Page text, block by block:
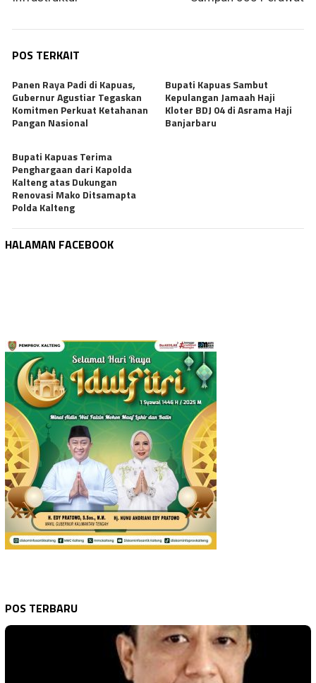
POS TERKAIT
Panen Raya Padi di Kapuas,
Gubernur Agustiar Tegaskan
Komitmen Perkuat Ketahanan
Pangan Nasional
Bupati Kapuas Sambut
Kepulangan Jamaah Haji
Kloter BDJ 04 di Asrama Haji
Banjarbaru
Bupati Kapuas Terima
Penghargaan dari Kapolda
Kalteng atas Dukungan
Renovasi Mako Ditsamapta
Polda Kalteng
HALAMAN FACEBOOK
POS TERBARU